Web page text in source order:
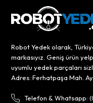
Robot Yedek olarak,
markasıyız. Geniş ürün
uyumlu yedek parçaları
Adres: Ferhatpaşa Mah.
Telefon & Whatsapp: